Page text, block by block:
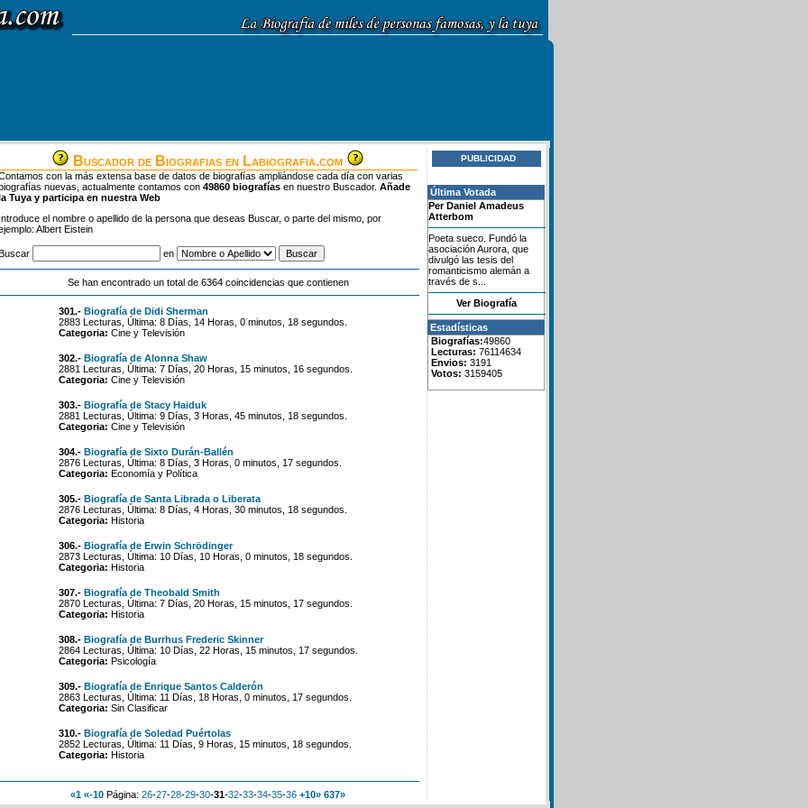
Buscador de Biografias en Labiografia.com
con la más extensa base de datos de biografías ampliándose cada día con varias
nuevas, actualmente contamos con 49860 biografías en nuestro Buscador. Añade
Tuya y participa en nuestra Web
Introduce el nombre o apellido de la persona que deseas Buscar, o parte del mismo, por
Albert Eistein
en
Se han encontrado un total de 6364 coincidencias que contienen
301.- Biografía de Didi Sherman
2883 Lecturas, Última: 8 Días, 14 Horas, 0 minutos, 18 segundos.
Categoria: Cine y Televisión
302.- Biografía de Alonna Shaw
2881 Lecturas, Última: 7 Días, 20 Horas, 15 minutos, 16 segundos.
Categoria: Cine y Televisión
303.- Biografía de Stacy Haiduk
2881 Lecturas, Última: 9 Días, 3 Horas, 45 minutos, 18 segundos.
Categoria: Cine y Televisión
304.- Biografía de Sixto Durán-Ballén
2876 Lecturas, Última: 8 Días, 3 Horas, 0 minutos, 17 segundos.
Categoria: Economía y Política
305.- Biografía de Santa Librada o Liberata
2876 Lecturas, Última: 8 Días, 4 Horas, 30 minutos, 18 segundos.
Categoria: Historia
306.- Biografía de Erwin Schrödinger
2873 Lecturas, Última: 10 Días, 10 Horas, 0 minutos, 18 segundos.
Categoria: Historia
307.- Biografía de Theobald Smith
2870 Lecturas, Última: 7 Días, 20 Horas, 15 minutos, 17 segundos.
Categoria: Historia
308.- Biografía de Burrhus Frederic Skinner
2864 Lecturas, Última: 10 Días, 22 Horas, 15 minutos, 17 segundos.
Categoria: Psicología
309.- Biografía de Enrique Santos Calderón
2863 Lecturas, Última: 11 Días, 18 Horas, 0 minutos, 17 segundos.
Categoria: Sin Clasificar
310.- Biografía de Soledad Puértolas
2852 Lecturas, Última: 11 Días, 9 Horas, 15 minutos, 18 segundos.
Categoria: Historia
«1 «-10 Página: 26-27-28-29-30-31-32-33-34-35-36 +10» 637»
PUBLICIDAD
Última Votada
Per Daniel Amadeus
Atterbom
Poeta sueco. Fundó la
asociación Aurora, que
divulgó las tesis del
romanticismo alemán a
través de s...
Ver Biografía
Estadísticas
Biografías:49860
Lecturas: 76114634
Envios: 3191
Votos: 3159405